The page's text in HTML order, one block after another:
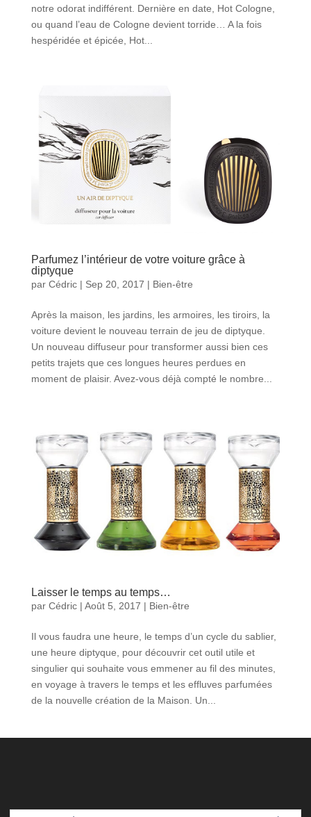
notre odorat indifférent. Dernière en date, Hot Cologne,
ou quand l’eau de Cologne devient torride… A la fois
hespéridée et épicée, Hot...
Parfumez l’intérieur de votre voiture grâce à
diptyque
par Cédric| Sep 20, 2017 | Bien-être
Après la maison, les jardins, les armoires, les tiroirs, la
voiture devient le nouveau terrain de jeu de diptyque.
Un nouveau diffuseur pour transformer aussi bien ces
petits trajets que ces longues heures perdues en
moment de plaisir. Avez-vous déjà compté le nombre...
Laisser le temps au temps…
par Cédric| Août 5, 2017 | Bien-être
Il vous faudra une heure, le temps d’un cycle du sablier,
une heure diptyque, pour découvrir cet outil utile et
singulier qui souhaite vous emmener au fil des minutes,
en voyage à travers le temps et les effluves parfumées
de la nouvelle création de la Maison. Un...